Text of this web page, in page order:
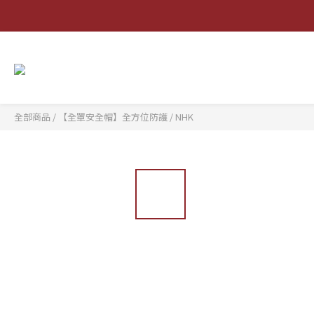
全部商品 / 【全罩安全帽】全方位防護 / NHK